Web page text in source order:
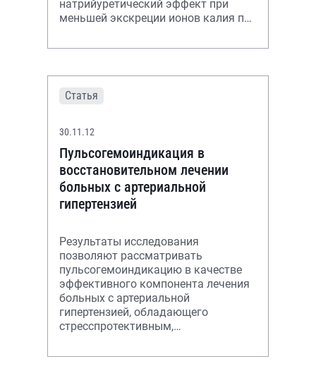
натрийуретический эффект при
меньшей экскреции ионов калия по
дозами других петлевых диу
Статья
30.11.12
Пульсогемоиндикация в
восстановительном лечении
больных с артериальной
гипертензией
Результаты исследования
позволяют рассматривать
пульсогемоиндикацию в качестве
эффективного компонента лечения
больных с артериальной
гипертензией, обладающего
стресспротективным,
вегетотропным действием, и